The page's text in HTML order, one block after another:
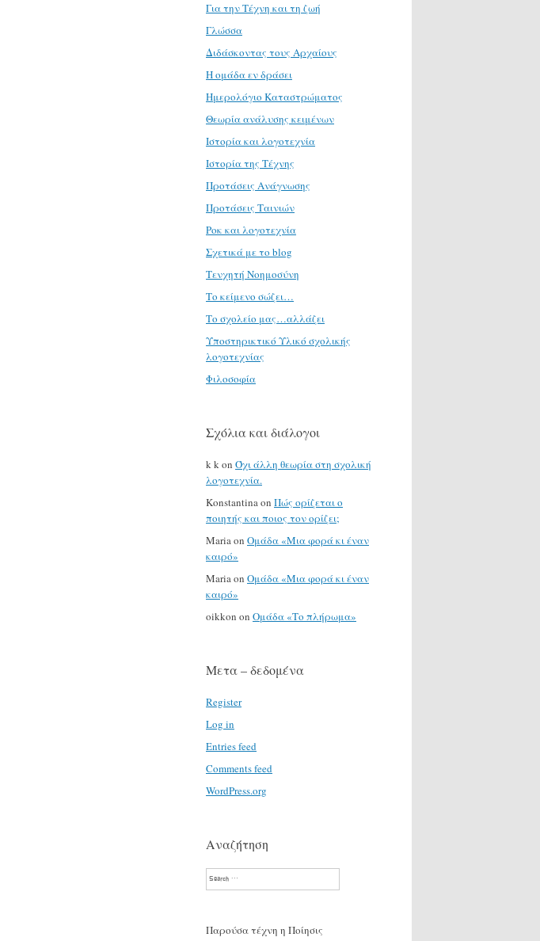
Για την Τέχνη και τη ζωή
Γλώσσα
Διδάσκοντας τους Αρχαίους
Η ομάδα εν δράσει
Ημερολόγιο Καταστρώματος
Θεωρία ανάλυσης κειμένων
Ιστορία και λογοτεχνία
Ιστορία της Τέχνης
Προτάσεις Ανάγνωσης
Προτάσεις Ταινιών
Ροκ και λογοτεχνία
Σχετικά με το blog
Τενχητή Νοημοσύνη
Το κείμενο σώζει…
Το σχολείο μας…αλλάζει
Υποστηρικτικό Υλικό σχολικής
λογοτεχνίας
Φιλοσοφία
Σχόλια και διάλογοι
k kon Όχι άλλη θεωρία στη σχολική
λογοτεχνία.
Konstantinaon Πώς ορίζεται ο
ποιητής και ποιος τον ορίζει;
Mariaon Ομάδα «Μια φορά κι έναν
καιρό»
Mariaon Ομάδα «Μια φορά κι έναν
καιρό»
oikkon on Ομάδα «Το πλήρωμα»
Μετα – δεδομένα
Register
Log in
Entries feed
Comments feed
WordPress.org
Αναζήτηση
Search
Παρούσα τέχνη η Ποίησις